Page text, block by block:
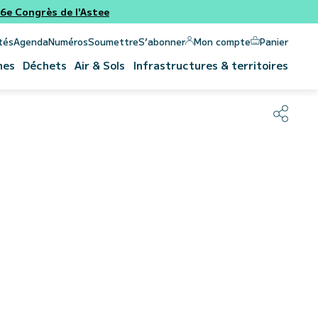
Congrès de l'Astee
AgendaNumérosSoumettreS’abonner Mon compte Panier
Déchets Air & Sols Infrastructures & territoires